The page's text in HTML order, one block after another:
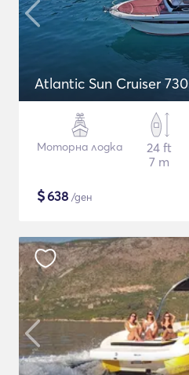
Atlantic Sun Cruiser 730
Моторна лодка
24 ft
7 m
$638 /ден